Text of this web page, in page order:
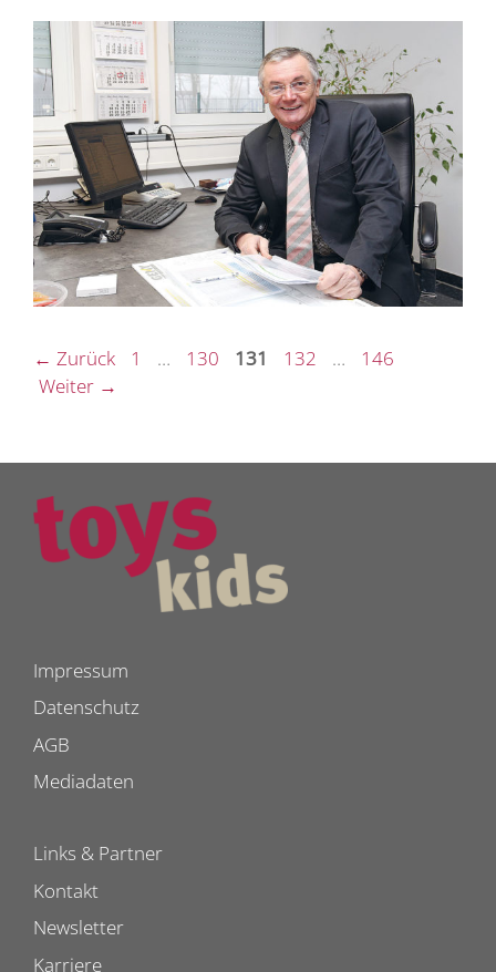
← Zurück Seite
1 … Seite
130 Seite
131 Seite
132 … Seite
146
Weiter →
Impressum
Datenschutz
AGB
Mediadaten
Links & Partner
Kontakt
Newsletter
Karriere